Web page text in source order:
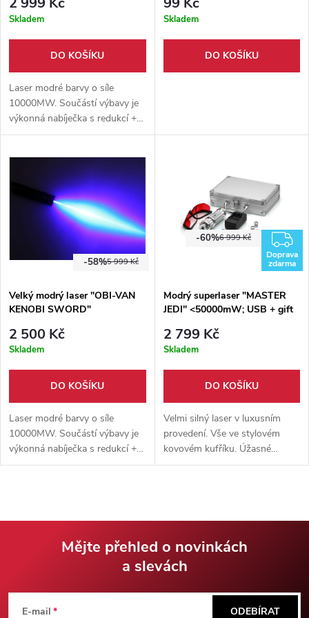
Skladem
DO KOŠÍKU
Laser modré barvy o síle
10000MW. Součástí výbavy je
výkonná nabíječka s redukcí + 5
nástavců. Nejedná se o hračku
Skladem
DO KOŠÍKU
5 999 Kč
-58%
Velký modrý laser "OBI-VAN
KENOBI SWORD"
2 500 Kč
Skladem
DO KOŠÍKU
Laser modré barvy o síle
10000MW. Součástí výbavy je
výkonná nabíječka s redukcí + 5
nástavců. Nejedná se o hračku
6 999 Kč
-60%
Doprava
zdarma
Modrý superlaser "MASTER
JEDI" <50000mW; USB + gift
2 799 Kč
Skladem
DO KOŠÍKU
Velmi silný laser v luxusním
provedení. Vše ve stylovém
kovovém kufříku. Úžasné
efekty, mnohakilometrový
Mějte přehled o novinkách
a slevách
E-mail ODEBÍRAT